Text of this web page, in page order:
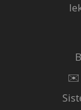
✉️